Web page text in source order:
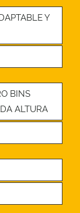
Y
BINS
ALTURA